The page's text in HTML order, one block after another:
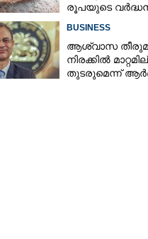
രൂപയുടെ
BUSINESS
ആശ്വാസ
നിരക്കിൽ
തുടരുമെന്ന്